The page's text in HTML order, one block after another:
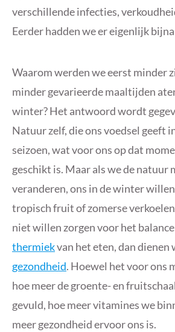
verschillende infecties,
Eerder hadden we er eigenlijk
Waarom werden we eerst minder
minder gevarieerde maaltijden
winter? Het antwoord wordt
Natuur zelf, die ons voedsel geeft
seizoen, wat voor ons op dat
geschikt is. Maar als we de natuur
veranderen, ons in de winter
tropisch fruit of zomerse
niet willen zorgen voor het
thermiekvan het eten, dan dienen
gezondheid. Hoewel het voor ons
hoe meer de groente- en
gevuld, hoe meer vitamines we
meer gezondheid ervoor ons is.